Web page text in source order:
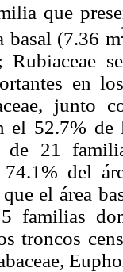
que
basal (7.36 m
Rubiaceae
en
junto
el 52.7%
21
del
el área
familias
troncos